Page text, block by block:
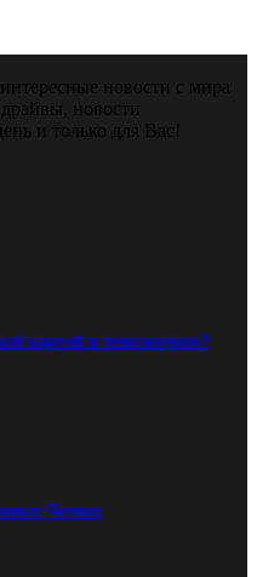
новости с мира
новости
и только для Вас!
картой и техосмотром?
Челнах